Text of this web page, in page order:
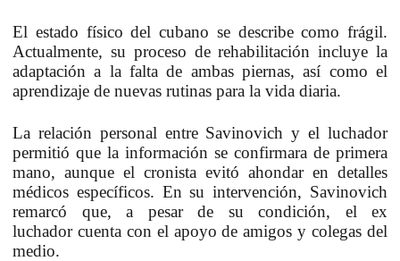
El estado físico del cubano se describe como frágil.
Actualmente, su proceso de rehabilitación incluye la
adaptación a la falta de ambas piernas, así como el
aprendizaje de nuevas rutinas para la vida diaria.
La relación personal entre Savinovich y el luchador
permitió que la información se confirmara de primera
mano, aunque el cronista evitó ahondar en detalles
médicos específicos. En su intervención, Savinovich
remarcó que, a pesar de su condición, el ex
luchador cuenta con el apoyo de amigos y colegas del
medio.